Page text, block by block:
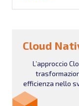
Cloud
L’approccio
efficienza nello